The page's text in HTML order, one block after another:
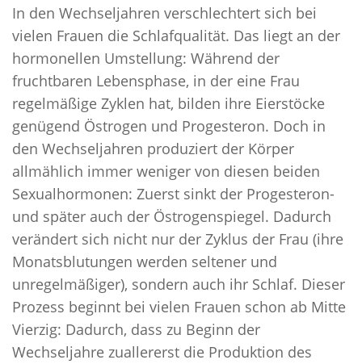
In den Wechseljahren verschlechtert sich bei
vielen Frauen die Schlafqualität. Das liegt an der
hormonellen Umstellung: Während der
fruchtbaren Lebensphase, in der eine Frau
regelmäßige Zyklen hat, bilden ihre Eierstöcke
genügend Östrogen und Progesteron. Doch in
den Wechseljahren produziert der Körper
allmählich immer weniger von diesen beiden
Sexualhormonen: Zuerst sinkt der Progesteron-
und später auch der Östrogenspiegel. Dadurch
verändert sich nicht nur der Zyklus der Frau (ihre
Monatsblutungen werden seltener und
unregelmäßiger), sondern auch ihr Schlaf. Dieser
Prozess beginnt bei vielen Frauen schon ab Mitte
Vierzig: Dadurch, dass zu Beginn der
Wechseljahre zuallererst die Produktion des